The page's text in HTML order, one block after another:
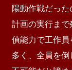
陽動作戦だった
計画の実行ま
偵能力で工作
多く、全員を